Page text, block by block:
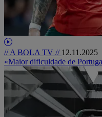
// A BOLA TV // 12.11.2025
«Maior dificuldade de